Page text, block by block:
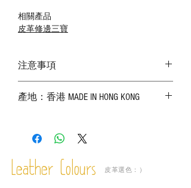
相關產品
皮革修邊三寶
注意事項
實物為準；
－ 植鞣皮革容易受環境、使用程度等產生
成後定期在皮面塗上皮革專用清潔劑及貂
鼠油等；
產地：香港 MADE IN HONG KONG
Leather Colours 皮革選色：）